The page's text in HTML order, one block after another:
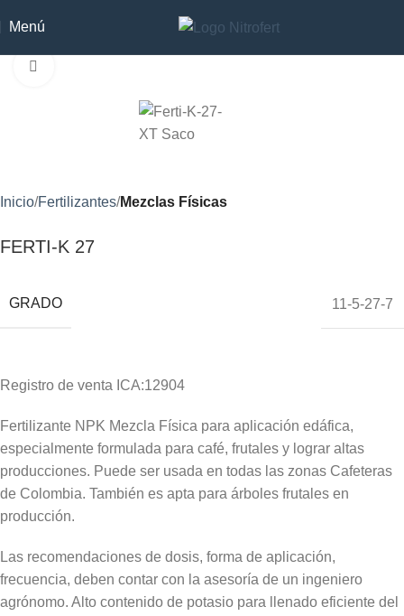
Menú
Inicio Fertilizantes Mezclas Físicas
FERTI-K 27
GRADO 11-5-27-7
Registro de venta ICA:12904
Fertilizante NPK Mezcla Física para aplicación edáfica,
especialmente formulada para café, frutales y lograr altas
producciones. Puede ser usada en todas las zonas Cafeteras
de Colombia. También es apta para árboles frutales en
producción.
Las recomendaciones de dosis, forma de aplicación,
frecuencia, deben contar con la asesoría de un ingeniero
agrónomo. Alto contenido de potasio para llenado eficiente del